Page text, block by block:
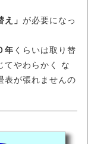
え」 が必要になっ
年 くらいは取り替
てやわらかく な
表が張れませんの